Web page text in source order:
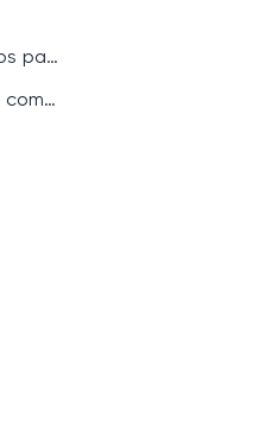
Puffs gostosos e divertidos para qualquer ambiente
Escolha a cama que mais combina com você